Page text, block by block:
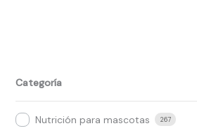
Categoría
Nutrición para mascotas 267